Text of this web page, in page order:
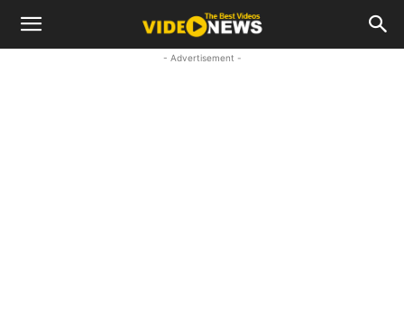
- Advertisement -